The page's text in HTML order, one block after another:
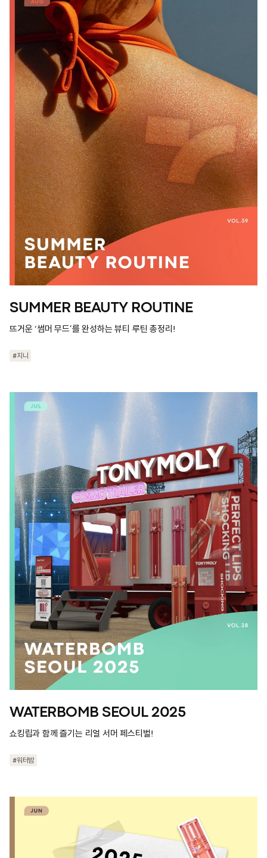
SUMMER BEAUTY ROUTINE
뜨거운 ‘썸머 무드’를 완성하는 뷰티 루틴 총정리!
#지니
WATERBOMB SEOUL 2025
쇼킹립과 함께 즐기는 리얼 서머 페스티벌!
#워터밤